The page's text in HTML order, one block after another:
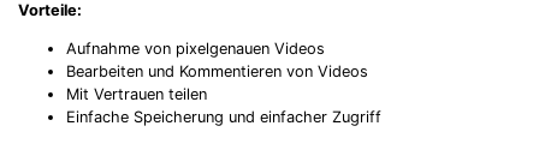
Vorteile:
Aufnahme von pixelgenauen Videos
Bearbeiten und Kommentieren von Videos
Mit Vertrauen teilen
Einfache Speicherung und einfacher Zugriff